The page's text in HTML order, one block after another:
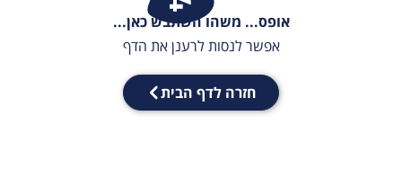
אופס... משהו השתבש כאן...
אפשר לנסות לרענן את הדף
חזרה לדף הבית